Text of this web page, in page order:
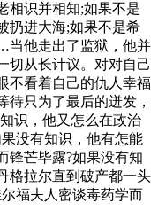
相识并相知;如果不是
扔进大海;如果不是希
他走出了监狱，他并
切从长计议。对对自己
不看着自己的仇人幸福
待只为了最后的迸发，
识，他又怎么在政治
没有知识，他有怎能
锋芒毕露?如果没有知
格拉尔直到破产都一头
福夫人密谈毒药学而